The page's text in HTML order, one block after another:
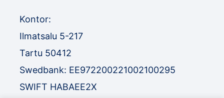
Kontor:
Ilmatsalu 5-217
Tartu 50412
Swedbank: EE972200221002100295
SWIFT HABAEE2X